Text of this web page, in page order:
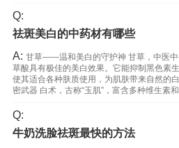
Q:
祛斑美白的中药材有哪些
A: 甘草——温和美白的守护神 甘草，中医中
草酸具有极佳的美白效果。它能抑制黑色素
使其适合各种肤质使用，为肌肤带来自然
密武器 白术，古称“玉肌”，富含多种维生素和
Q:
牛奶洗脸祛斑最快的方法